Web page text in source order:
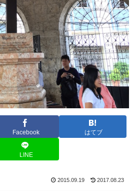
Facebook はてブ
LINE
2015.09.19 2017.08.23